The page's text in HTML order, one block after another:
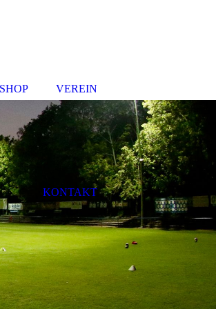
SHOP VEREIN
KONTAKT